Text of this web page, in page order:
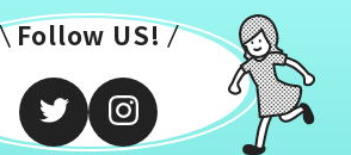
Follow US!